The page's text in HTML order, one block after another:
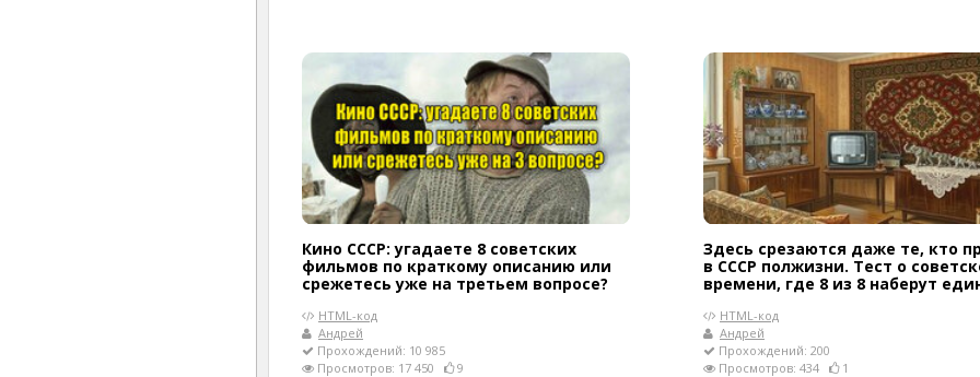
Кино СССР: угадаете 8 советских
фильмов по краткому описанию или
срежетесь уже на третьем вопросе?
HTML-код
Андрей
Прохождений: 10 985
Просмотров: 17 450
9
Здесь срезаются даже те, кто
в СССР полжизни. Тест о
времени, где 8 из 8 наберут
HTML-код
Андрей
Прохождений: 200
Просмотров: 434
1